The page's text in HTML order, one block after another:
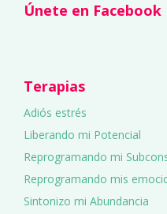
Únete en Facebook
Terapias
Adiós estrés
Liberando mi Potencial
Reprogramando mi
Reprogramando mis
Sintonizo mi Abundancia